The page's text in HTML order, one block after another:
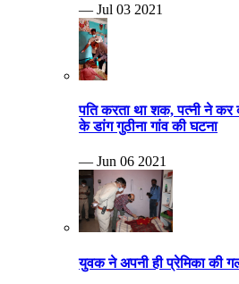
— Jul 03 2021
पति करता था शक, पत्नी ने कर
के डांग गुठीना गांव की घटना
— Jun 06 2021
युवक ने अपनी ही प्रेमिका की